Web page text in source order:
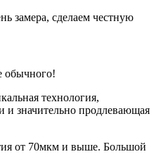
замера, сделаем честную
обычного!
технология,
и значительно продлевающая
от 70мкм и выше. Большой